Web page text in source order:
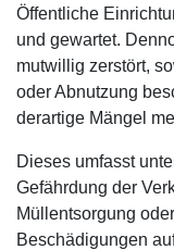
Öffentliche
und gewartet.
mutwillig zerstört,
oder Abnutzung
derartige Mängel
Dieses umfasst
Gefährdung der
Müllentsorgung
Beschädigungen